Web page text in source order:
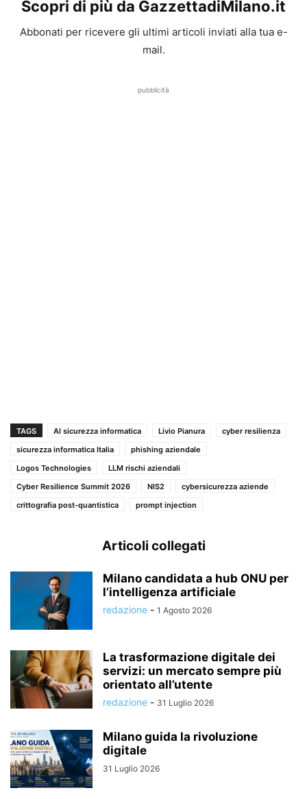
Scopri di più da GazzettadiMilano.it
Abbonati per ricevere gli ultimi articoli inviati alla tua e-
mail.
pubblicità
TAGS AI sicurezza informatica Livio Pianura
cyber resilienza
sicurezza informatica Italia
phishing aziendale
Logos Technologies
LLM rischi aziendali
Cyber Resilience Summit 2026
NIS2
cybersicurezza aziende
crittografia post-quantistica
prompt injection
Articoli collegati
Milano candidata a hub ONU per
l’intelligenza artificiale
redazione - 1 Agosto 2026
La trasformazione digitale dei
servizi: un mercato sempre più
orientato all’utente
redazione - 31 Luglio 2026
Milano guida la rivoluzione
digitale
31 Luglio 2026